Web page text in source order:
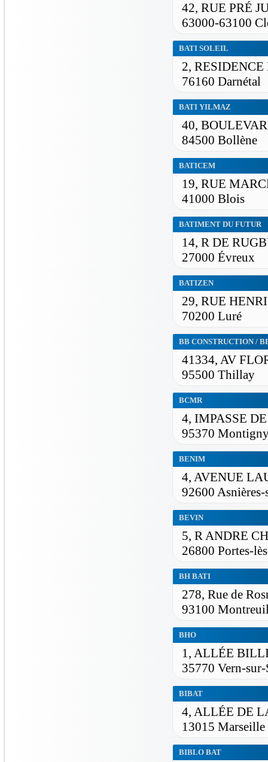
42, RUE PRÉ
63000-63100
BATI SOLEIL
2,
76160 Darnétal
BATI YILMAZ
40,
84500 Bollène
BATICEM
19, RUE
41000 Blois
BATIMENT DU FUTUR
14, R DE
27000 Évreux
BATIZEN
29, RUE
70200 Luré
BB CONSTRUCTION /
41334, AV
95500 Thillay
BCMR
4, IMPASSE
95370
BENIM
4, AVENUE
92600 Asnières-
BEVIN
5, R ANDRE
26800 Portes-
BH BATI
278, Rue de
93100
BHO
1, ALLÉE
35770 Vern-sur-
BIBAT
4, ALLÉE DE
13015 Marseille
BIBLO BAT